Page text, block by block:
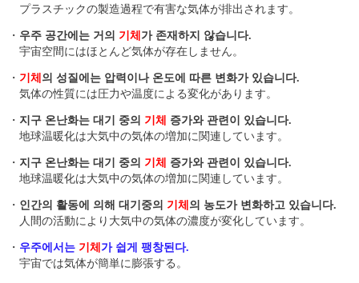
プラスチックの製造過程で有害な気体が排出されます。
・ 우주 공간에는 거의 기체 가 존재하지 않습니다.
宇宙空間にはほとんど気体が存在しません。
・ 기체 의 성질에는 압력이나 온도에 따른 변화가 있습니다.
気体の性質には圧力や温度による変化があります。
・ 지구 온난화는 대기 중의 기체
증가와 관련이 있습니다.
地球温暖化は大気中の気体の増加に関連しています。
・ 지구 온난화는 대기 중의 기체
증가와 관련이 있습니다.
地球温暖化は大気中の気体の増加に関連しています。
・ 인간의 활동에 의해 대기중의 기체 의 농도가 변화하고 있습니다.
人間の活動により大気中の気体の濃度が変化しています。
・ 우주에서는 기체 가 쉽게 팽창된다.
宇宙では気体が簡単に膨張する。